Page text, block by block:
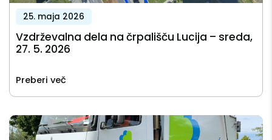
25. maja 2026
Vzdrževalna dela na črpališču Lucija – sreda,
27. 5. 2026
Preberi več